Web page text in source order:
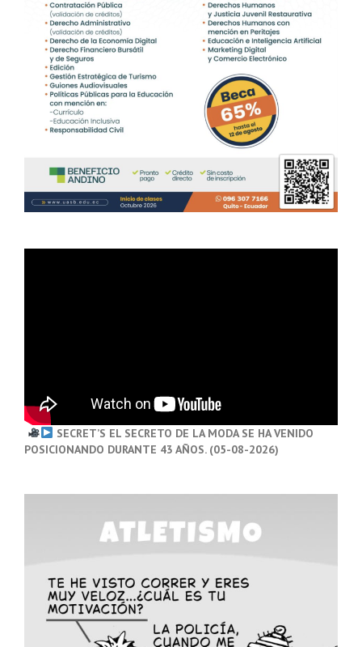
SECRET’S EL SECRETO DE LA MODA SE HA VENIDO
POSICIONANDO DURANTE 43 AÑOS. (05-08-2026)